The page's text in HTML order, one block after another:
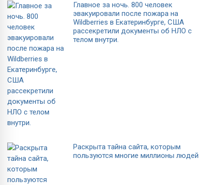
Главное за ночь. 800 человек
эвакуировали после пожара на
Wildberries в Екатеринбурге, США
рассекретили документы об НЛО с
телом внутри.
Раскрыта тайна сайта, которым
пользуются многие миллионы людей